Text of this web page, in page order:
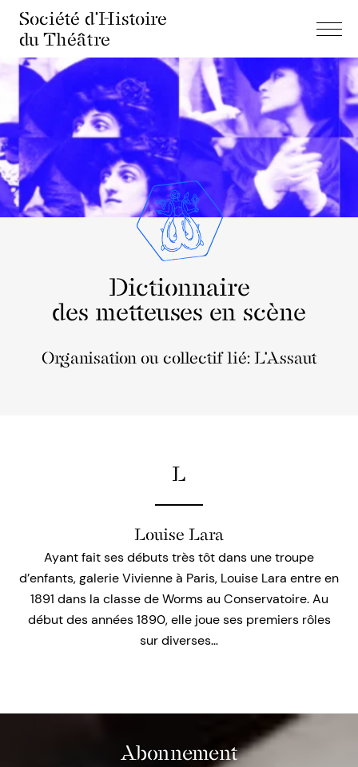
Société d'Histoire
du Théâtre
Dictionnaire
des metteuses en scène
Organisation ou collectif lié: L'Assaut
L
Louise Lara
Ayant fait ses débuts très tôt dans une troupe
d’enfants, galerie Vivienne à Paris, Louise Lara entre en
1891 dans la classe de Worms au Conservatoire. Au
début des années 1890, elle joue ses premiers rôles
sur diverses…
Abonnement